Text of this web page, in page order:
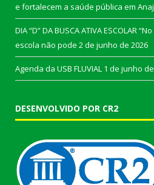
e fortalecem a saúde pública em
DIA “D” DA BUSCA ATIVA ESCOLAR
escola não pode 2 de junho de 2026
Agenda da USB FLUVIAL 1 de junho
DESENVOLVIDO POR CR2